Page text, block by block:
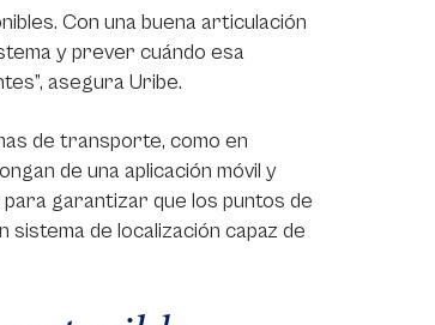
Con una buena articulación
y prever cuándo esa
asegura Uribe.
de transporte, como en
de una aplicación móvil y
garantizar que los puntos de
de localización capaz de